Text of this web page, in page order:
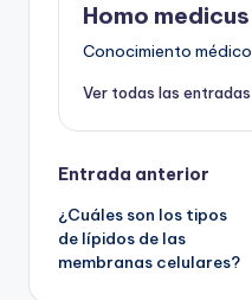
Homo medicus
Conocimiento
Ver todas las entradas
Navegación
de
entradas
Entrada anterior
¿Cuáles son los tipos
de lípidos de las
membranas celulares?